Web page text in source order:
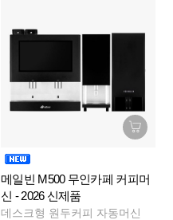
메일빈 M500 무인카페 커피머
신 - 2026 신제품
데스크형 원두커피 자동머신